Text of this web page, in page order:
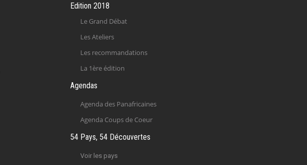
Edition 2018
Le Grand Débat
Les Ateliers
Les recommandations
La 1ère édition
Agendas
Agenda des Panafricaines
Agenda Coups de Coeur
54 Pays, 54 Découvertes
Voir les pays